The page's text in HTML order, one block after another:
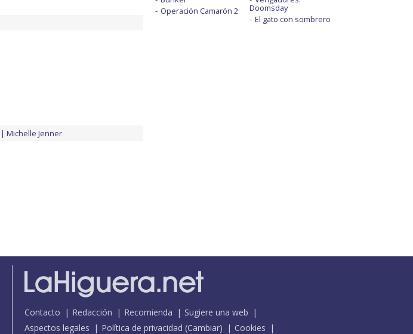
Michelle Jenner
Operación Camarón 2
Doomsday
El gato con sombrero
Contacto Redacción Recomienda
Sugiere una web
Aspectos legales
Política de privacidad (Cambiar)
Cookies